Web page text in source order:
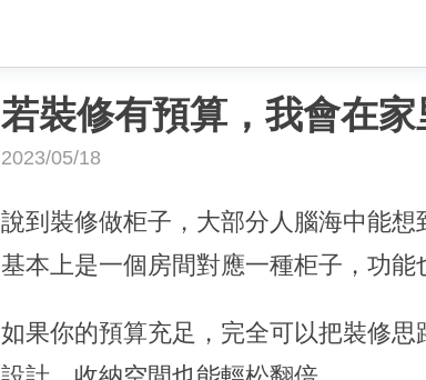
若裝修有預算，我會在
2023/05/18
說到裝修做柜子，大部分人腦海中能
基本上是一個房間對應一種柜子，功能
如果你的預算充足，完全可以把裝修